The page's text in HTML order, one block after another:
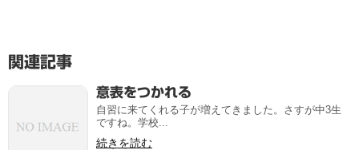
関連記事
意表をつかれる
自習に来てくれる子が増えてきました。さすが中3生
ですね。学校...
続きを読む